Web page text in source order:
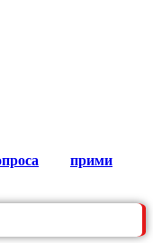
прими